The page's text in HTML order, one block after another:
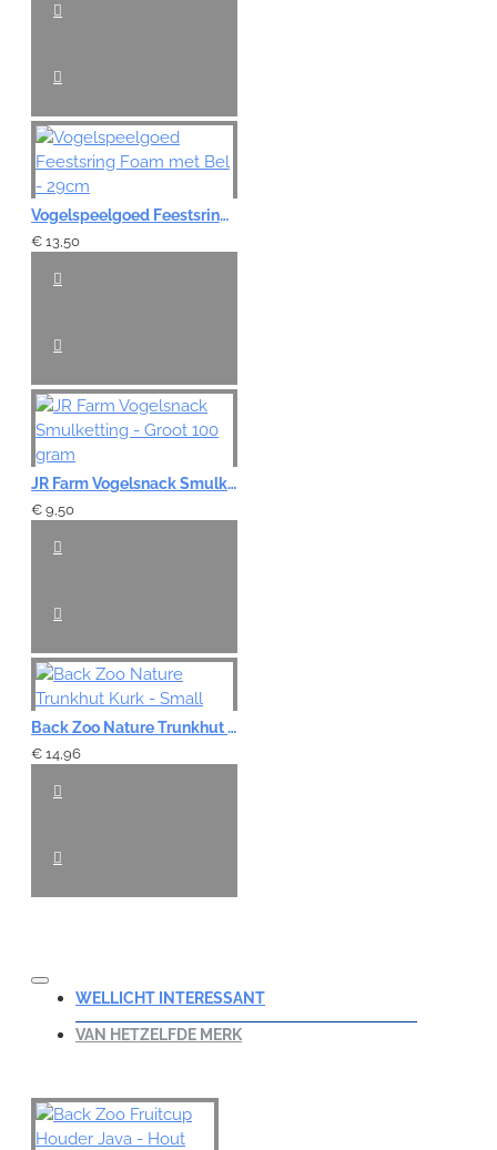
Vogelspeelgoed Feestsring Foam met Bel - 29cm
€ 13,50
JR Farm Vogelsnack Smulketting - Groot 100 gram
€ 9,50
Back Zoo Nature Trunkhut Kurk - Small
€ 14,96
WELLICHT INTERESSANT
VAN HETZELFDE MERK